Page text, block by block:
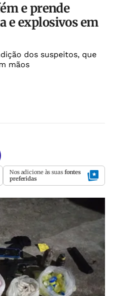
e prende
e explosivos em
dos suspeitos, que
mãos
Nos adicione às suas fontes
preferidas